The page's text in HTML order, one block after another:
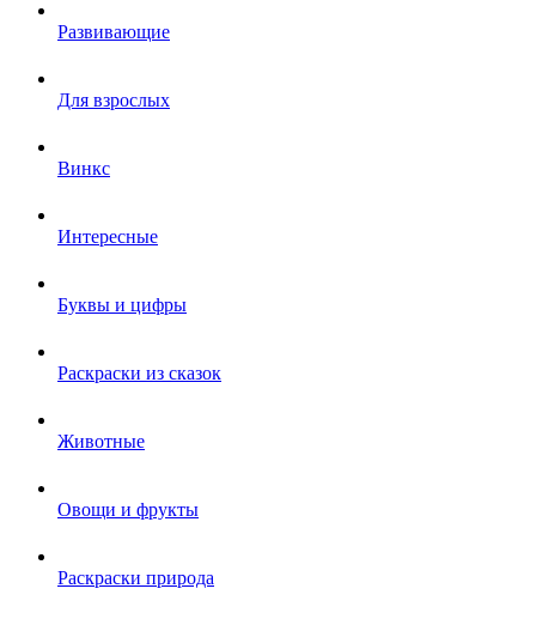
Развивающие
Для взрослых
Винкс
Интересные
Буквы и цифры
Раскраски из сказок
Животные
Овощи и фрукты
Раскраски природа